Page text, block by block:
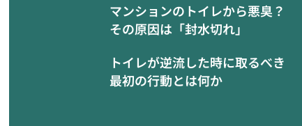
マンションのトイレから悪臭？
その原因は「封水切れ」
トイレが逆流した時に取るべき
最初の行動とは何か